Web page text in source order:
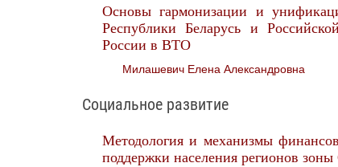
Основы гармонизации и
Республики Беларусь и
России в ВТО
Милашевич Елена Александровна
Социальное развитие
Методология и механизмы
поддержки населения регионов зоны